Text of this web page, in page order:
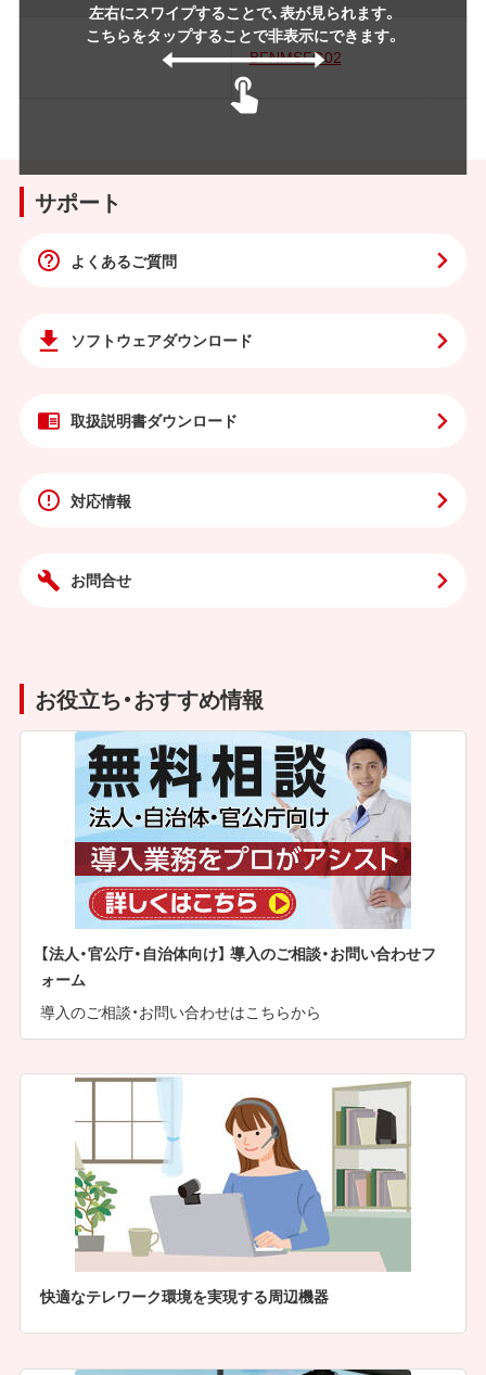
左右にスワイプすることで、表が見られます。
こちらをタップすることで非表示にできます。
BFNMSFG02
サポート
よくあるご質問
ソフトウェアダウンロード
取扱説明書ダウンロード
対応情報
お問合せ
お役立ち・おすすめ情報
【法人・官公庁・自治体向け】 導入のご相談・お問い合わせフ
ォーム
導入のご相談・お問い合わせはこちらから
快適なテレワーク環境を実現する周辺機器